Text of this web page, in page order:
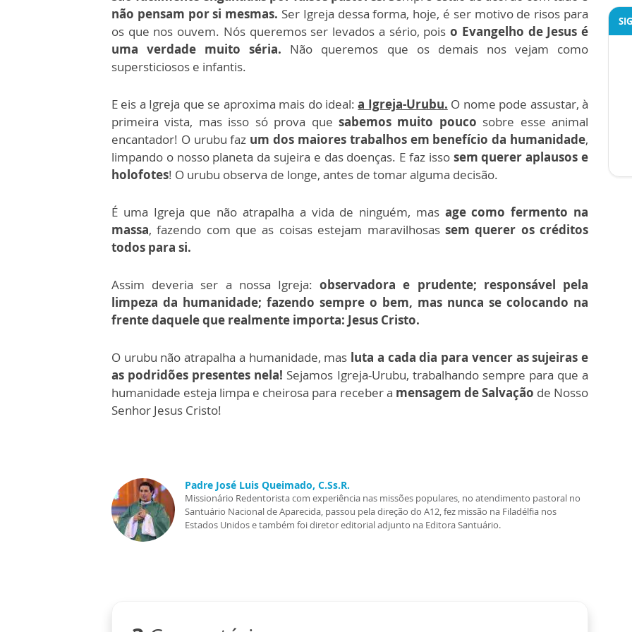
não pensam por si mesmas. Ser Igreja dessa forma, hoje, é ser motivo de risos para
os que nos ouvem. Nós queremos ser levados a sério, poiso Evangelho de Jesus é
uma verdade muito séria. Não queremos que os demais nos vejam como
supersticiosos e infantis.
E eis a Igreja que se aproxima mais do ideal:a Igreja-Urubu. O nome pode assustar, à
primeira vista, mas isso só prova que sabemos muito pouco sobre esse animal
encantador! O urubu faz um dos maiores trabalhos em benefício da humanidade,
limpando o nosso planeta da sujeira e das doenças. E faz isso sem querer aplausos e
holofotes! O urubu observa de longe, antes de tomar alguma decisão.
É uma Igreja que não atrapalha a vida de ninguém, mas age como fermento na
massa, fazendo com que as coisas estejam maravilhosas sem querer os créditos
todos para si.
Assim deveria ser a nossa Igreja:observadora e prudente; responsável pela
limpeza da humanidade; fazendo sempre o bem, mas nunca se colocando na
frente daquele que realmente importa: Jesus Cristo.
O urubu não atrapalha a humanidade, mas luta a cada dia para vencer as sujeiras e
as podridões presentes nela! Sejamos Igreja-Urubu, trabalhando sempre para que a
humanidade esteja limpa e cheirosa para receber a mensagem de Salvação de Nosso
Senhor Jesus Cristo!
Padre José Luis Queimado, C.Ss.R.
Missionário Redentorista com experiência nas missões populares, no atendimento pastoral no
Santuário Nacional de Aparecida, passou pela direção do A12, fez missão na Filadélfia nos
Estados Unidos e também foi diretor editorial adjunto na Editora Santuário.